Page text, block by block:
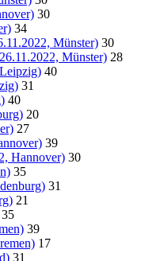
30
34
Münster) 30
Münster) 28
40
31
40
20
27
39
Hannover) 30
35
31
21
35
39
17
31